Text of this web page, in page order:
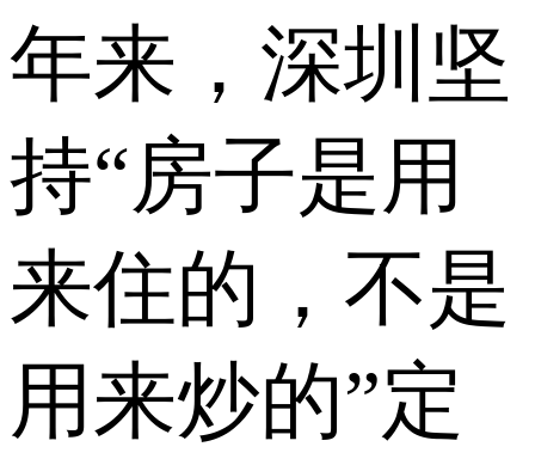
年来，深圳坚
持“房子是用
来住的，不是
用来炒的”定